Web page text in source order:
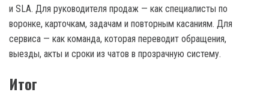
и SLA. Для руководителя продаж — как специалисты по
воронке, карточкам, задачам и повторным касаниям. Для
сервиса — как команда, которая переводит обращения,
выезды, акты и сроки из чатов в прозрачную систему.
Итог